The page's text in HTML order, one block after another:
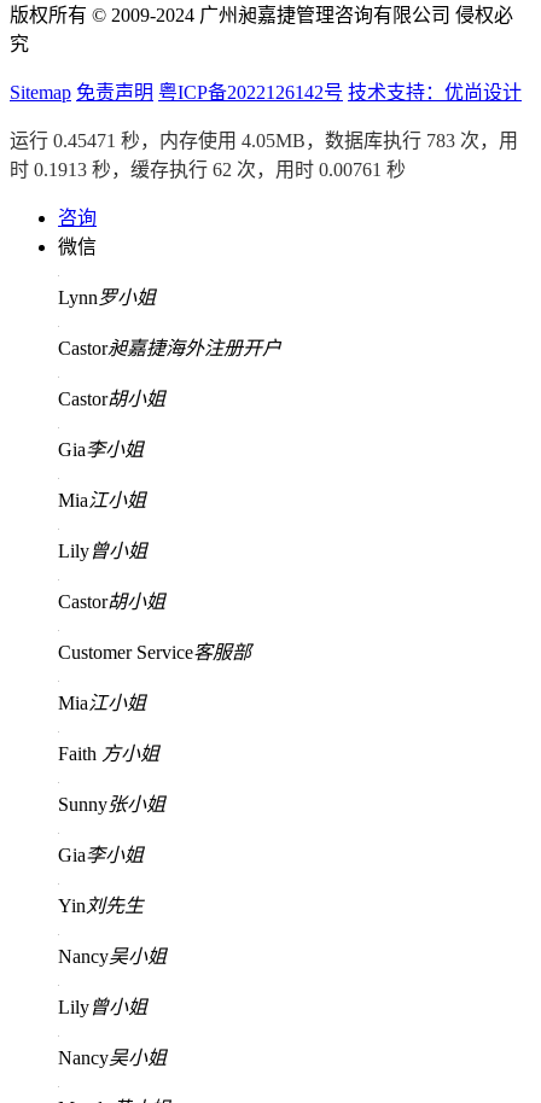
版权所有 © 2009-2024 广州昶嘉捷管理咨询有限公司 侵权必
究
Sitemap 免责声明 粤ICP备2022126142号 技术支持：优尚设计
运行 0.45471 秒，内存使用 4.05MB，数据库执行 783 次，用
时 0.1913 秒，缓存执行 62 次，用时 0.00761 秒
咨询
微信
Lynn罗小姐
Castor昶嘉捷海外注册开户
Castor胡小姐
Gia李小姐
Mia江小姐
Lily曾小姐
Castor胡小姐
Customer Service客服部
Mia江小姐
Faith 方小姐
Sunny张小姐
Gia李小姐
Yin 刘先生
Nancy吴小姐
Lily曾小姐
Nancy吴小姐